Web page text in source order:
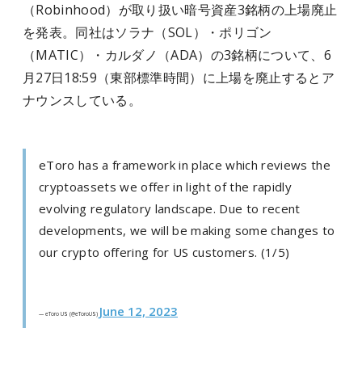
（Robinhood）が取り扱い暗号資産3銘柄の上場廃止
を発表。同社はソラナ（SOL）・ポリゴン
（MATIC）・カルダノ（ADA）の3銘柄について、6
月27日18:59（東部標準時間）に上場を廃止するとア
ナウンスしている。
eToro has a framework in place which reviews the
cryptoassets we offer in light of the rapidly
evolving regulatory landscape. Due to recent
developments, we will be making some changes to
our crypto offering for US customers. (1/5)
— eToro US (@eToroUS) June 12, 2023